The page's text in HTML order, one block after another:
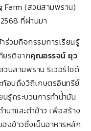
(สวนสามพราน)
ที่ผ่านมา
ร่วมกิจกรรมการเรียนรู้
ยรติจากคุณอรรจน์ ยุว
นสามพราน ริเวอร์ไซด์
ท้อนถึงวิถีเกษตรอินทรีย์
รู้กระบวนการทำน้ำมัน
นาและตำข้าว เพื่อสร้าง
งข้าวซึ่งเป็นอาหารหลัก